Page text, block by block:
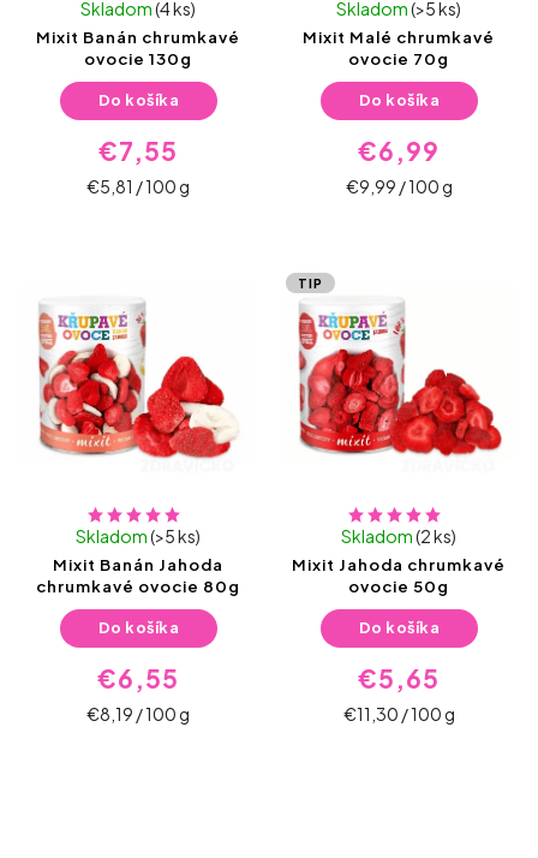
Mixit Banán chrumkavé
ovocie 130g
Skladom(4 ks)
€7,55
€5,81 / 100 g
Do košíka
Mixit Malé chrumkavé
ovocie 70g
Skladom(>5 ks)
€6,99
€9,99 / 100 g
Do košíka
Mixit Banán Jahoda
chrumkavé ovocie 80g
Skladom(>5 ks)
€6,55
€8,19 / 100 g
Do košíka
TIP
Mixit Jahoda chrumkavé
ovocie 50g
Skladom(2 ks)
€5,65
€11,30 / 100 g
Do košíka